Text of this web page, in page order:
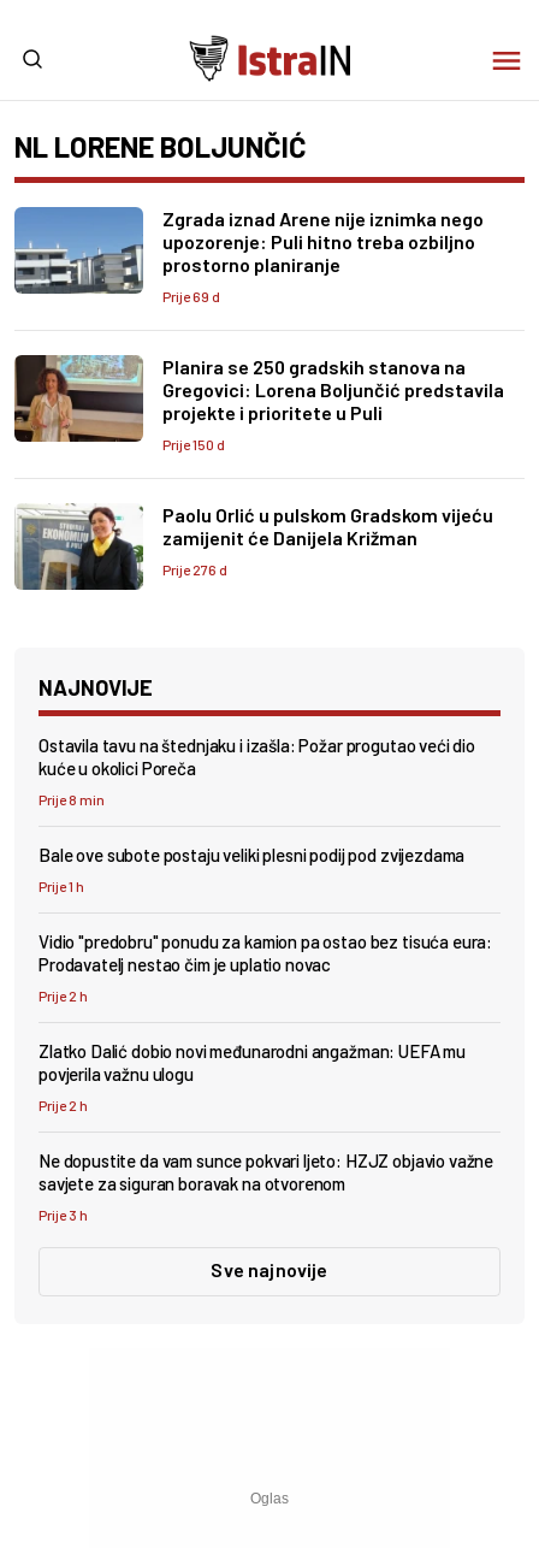
NL LORENE BOLJUNČIĆ
Zgrada iznad Arene nije iznimka nego
upozorenje: Puli hitno treba ozbiljno
prostorno planiranje
Prije 69 d
Planira se 250 gradskih stanova na
Gregovici: Lorena Boljunčić predstavila
projekte i prioritete u Puli
Prije 150 d
Paolu Orlić u pulskom Gradskom vijeću
zamijenit će Danijela Križman
Prije 276 d
NAJNOVIJE
Ostavila tavu na štednjaku i izašla: Požar progutao veći dio
kuće u okolici Poreča
Prije 8 min
Bale ove subote postaju veliki plesni podij pod zvijezdama
Prije 1 h
Vidio "predobru" ponudu za kamion pa ostao bez tisuća eura:
Prodavatelj nestao čim je uplatio novac
Prije 2 h
Zlatko Dalić dobio novi međunarodni angažman: UEFA mu
povjerila važnu ulogu
Prije 2 h
Ne dopustite da vam sunce pokvari ljeto: HZJZ objavio važne
savjete za siguran boravak na otvorenom
Prije 3 h
Sve najnovije